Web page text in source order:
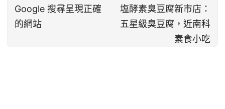
Google 搜尋呈現正確
的網站
塩酵素臭豆腐新市店：
五星級臭豆腐，近南科
素食小吃